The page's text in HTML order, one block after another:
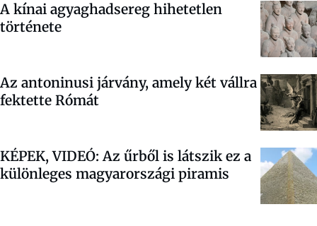
A kínai agyaghadsereg hihetetlen
története
Az antoninusi járvány, amely két vállra
fektette Rómát
KÉPEK, VIDEÓ: Az űrből is látszik ez a
különleges magyarországi piramis